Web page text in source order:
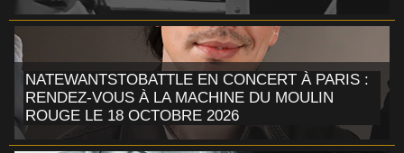
NATEWANTSTOBATTLE EN CONCERT À PARIS :
RENDEZ-VOUS À LA MACHINE DU MOULIN
ROUGE LE 18 OCTOBRE 2026